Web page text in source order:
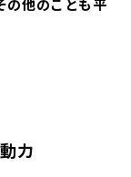
の他のことも平
力